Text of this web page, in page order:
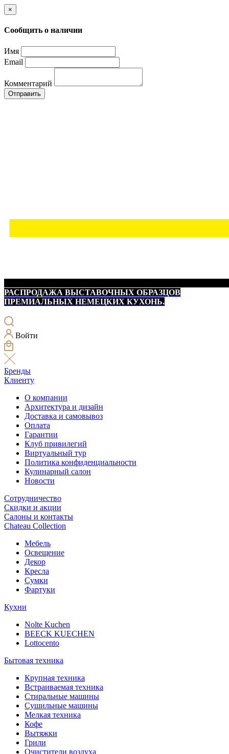
×
Сообщить о наличии
Имя
Email
Комментарий
Отправить
РАСПРОДАЖА ВЫСТАВОЧНЫХ ОБРАЗЦОВ
ПРЕМИАЛЬНЫХ НЕМЕЦКИХ КУХОНЬ.
Войти
Бренды
Клиенту
О компании
Архитектура и дизайн
Доставка и самовывоз
Оплата
Гарантии
Клуб привилегий
Виртуальный тур
Политика конфиденциальности
Кулинарный салон
Новости
Сотрудничество
Скидки и акции
Салоны и контакты
Chateau Collection
Мебель
Освещение
Декор
Кресла
Сумки
Фартуки
Кухни
Nolte Kuchen
BEECK KUECHEN
Lottocento
Бытовая техника
Крупная техника
Встраиваемая техника
Стиральные машины
Сушильные машины
Мелкая техника
Кофе
Вытяжки
Грили
Очистители воздуха